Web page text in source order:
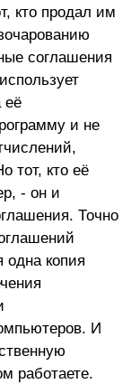
кто продал им
соглашения
её
и не
тот, кто её
- он и
Точно
одна копия
И
работаете.